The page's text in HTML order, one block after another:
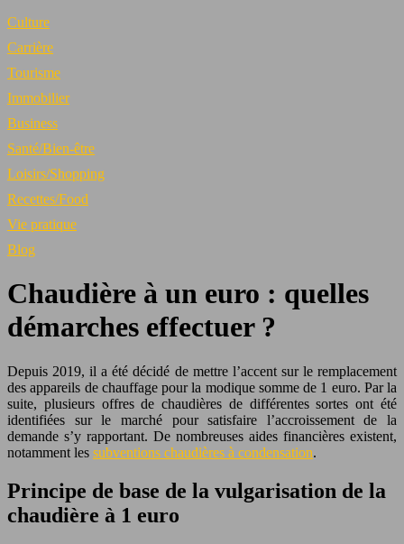
Culture
Carrière
Tourisme
Immobilier
Business
Santé/Bien-être
Loisirs/Shopping
Recettes/Food
Vie pratique
Blog
Chaudière à un euro : quelles
démarches effectuer ?
Depuis 2019, il a été décidé de mettre l’accent sur le remplacement
des appareils de chauffage pour la modique somme de 1 euro. Par la
suite, plusieurs offres de chaudières de différentes sortes ont été
identifiées sur le marché pour satisfaire l’accroissement de la
demande s’y rapportant. De nombreuses aides financières existent,
notamment les subventions chaudières à condensation.
Principe de base de la vulgarisation de la
chaudière à 1 euro